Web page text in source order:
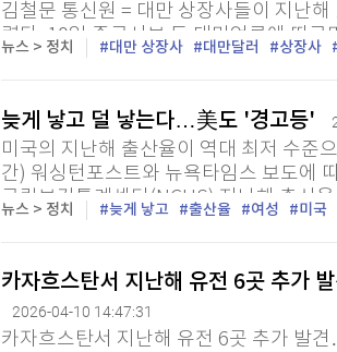
김철문 통신원 = 대만 상장사들이 지난
렸다. 10일 중국시보 등 대만언론에 따
개한 '2025년도 전체 상장사의 매출과
뉴스 > 정치 대만 상장사 대만달러 상장사
늦게 낳고 덜 낳는다…美도 '경고등'
미국의 지난해 출산율이 역대 최저 수준
간) 워싱턴포스트와 뉴욕타임스 보도에
국립보건통계센터(NCHS) 지난해 출산
으로 집계됐다고 밝혔다. 이는 2024년
뉴스 > 정치 늦게 낳고 출산율 여성 미국
카자흐스탄서 지난해 유전 6곳 추가
2026-04-10 14:47:31
카자흐스탄서 지난해 유전 6곳 추가 발